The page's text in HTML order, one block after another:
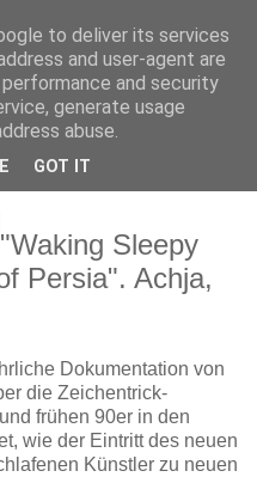
Sleepy
Persia". Achja,
Dokumentation von
die Zeichentrick-
frühen 90er in den
wie der Eintritt des neuen
Künstler zu neuen
to deliver its services
and user-agent are
and security
generate usage
abuse.
GOT IT